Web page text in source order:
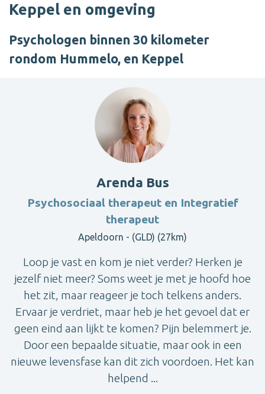
Keppel en omgeving
Psychologen binnen 30 kilometer
rondom Hummelo, en Keppel
Arenda Bus
Psychosociaal therapeut en Integratief
therapeut
Apeldoorn - (GLD) (27km)
Loop je vast en kom je niet verder? Herken je
jezelf niet meer? Soms weet je met je hoofd hoe
het zit, maar reageer je toch telkens anders.
Ervaar je verdriet, maar heb je het gevoel dat er
geen eind aan lijkt te komen? Pijn belemmert je.
Door een bepaalde situatie, maar ook in een
nieuwe levensfase kan dit zich voordoen. Het kan
helpend ...